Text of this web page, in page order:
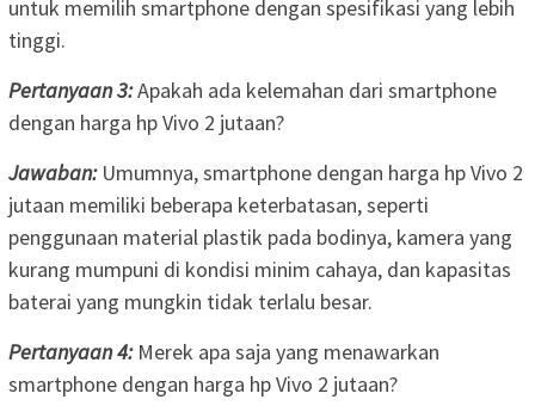
untuk memilih smartphone dengan spesifikasi yang lebih
tinggi.
Pertanyaan 3:Apakah ada kelemahan dari smartphone
dengan harga hp Vivo 2 jutaan?
Jawaban:Umumnya, smartphone dengan harga hp Vivo 2
jutaan memiliki beberapa keterbatasan, seperti
penggunaan material plastik pada bodinya, kamera yang
kurang mumpuni di kondisi minim cahaya, dan kapasitas
baterai yang mungkin tidak terlalu besar.
Pertanyaan 4:Merek apa saja yang menawarkan
smartphone dengan harga hp Vivo 2 jutaan?